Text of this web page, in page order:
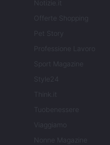
Notizie.it
Offerte Shopping
Pet Story
Professione Lavoro
Sport Magazine
Style24
Think.it
Tuobenessere
Viaggiamo
Nonne Magazine